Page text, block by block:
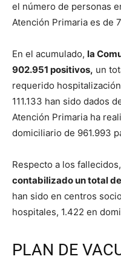
el número de personas
Atención Primaria es de
En el acumulado, la
902.951 positivos, un
requerido
111.133 han sido dados
Atención Primaria ha
domiciliario de 961.993
Respecto a los fallecidos,
contabilizado un total
han sido en centros
hospitales, 1.422 en
PLAN DE